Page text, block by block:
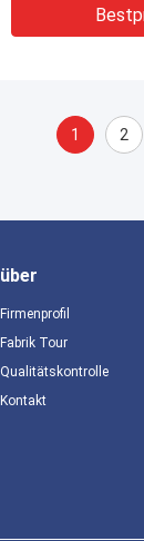
1 2
über
Firmenprofil
Fabrik Tour
Qualitätskontrolle
Kontakt